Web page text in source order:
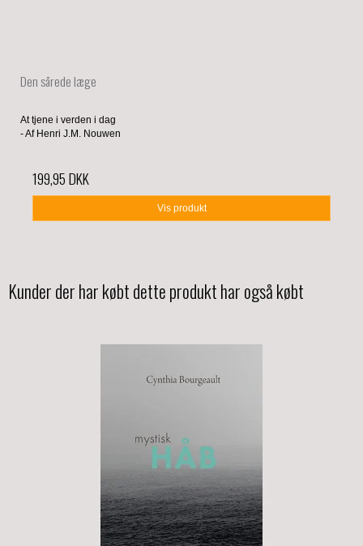
Den sårede læge
At tjene i verden i dag
- Af Henri J.M. Nouwen
199,95 DKK
Vis produkt
Kunder der har købt dette produkt har også købt